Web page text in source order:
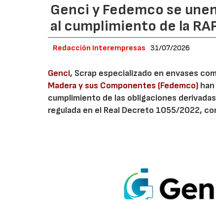
Genci y Fedemco se
al cumplimiento de la
Redacción Interempresas 31/07/2026
Genci, Scrap especializado en envases
Madera y sus Componentes (Fedemco)
cumplimiento de las obligaciones
regulada en el Real Decreto 1055/2022,